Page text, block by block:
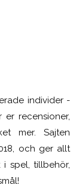
individer -
recensioner,
mer. Sajten
och ger allt
spel, tillbehör,